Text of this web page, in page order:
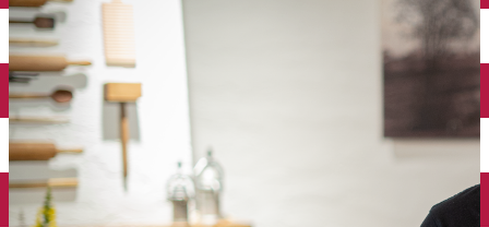
Închirieri auto
Închirieri de biciclete